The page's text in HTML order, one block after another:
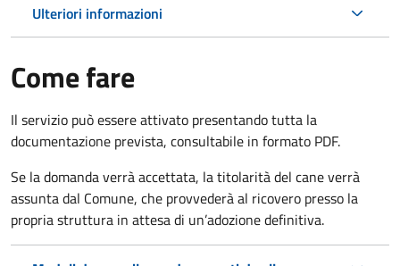
Ulteriori informazioni
Come fare
Il servizio può essere attivato presentando tutta la
documentazione prevista, consultabile in formato PDF.
Se la domanda verrà accettata, la titolarità del cane verrà
assunta dal Comune, che provvederà al ricovero presso la
propria struttura in attesa di un’adozione definitiva.